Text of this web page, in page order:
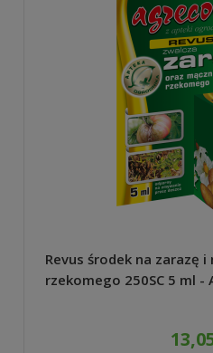
Revus środek na zarazę i
rzekomego 250SC 5 ml -